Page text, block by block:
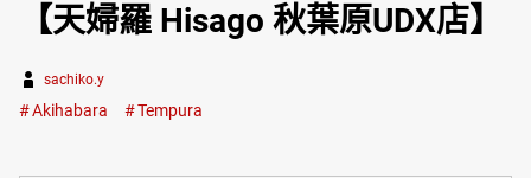
【天婦羅 Hisago 秋葉原UDX店】
sachiko.y
Akihabara Tempura